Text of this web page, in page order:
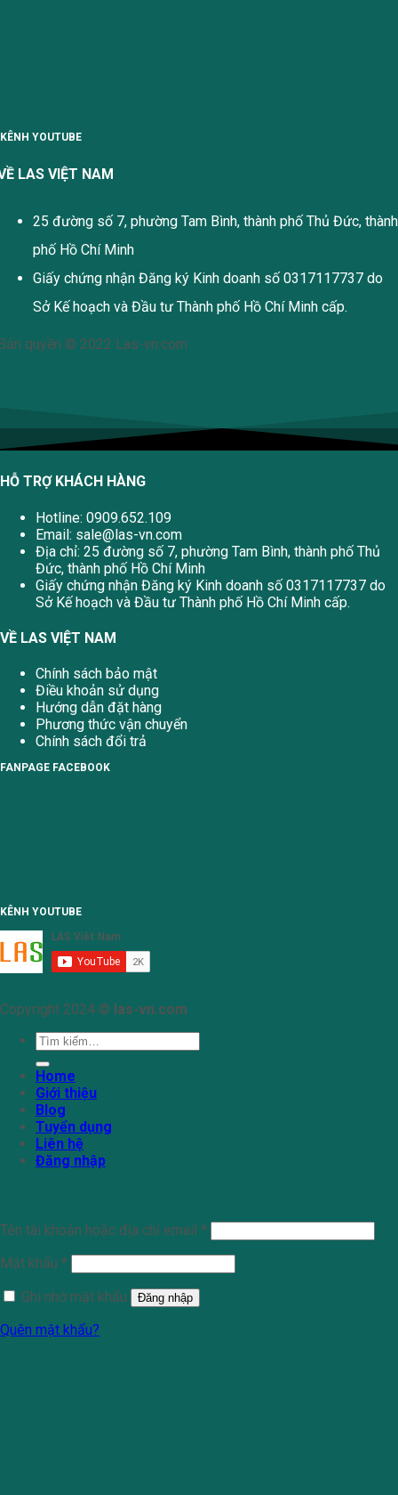
KÊNH YOUTUBE
LAS VIỆT NAM
25 đường số 7, phường Tam Bình, thành phố Thủ Đức, thành
phố Hồ Chí Minh
Giấy chứng nhận Đăng ký Kinh doanh số 0317117737 do
Sở Kế hoạch và Đầu tư Thành phố Hồ Chí Minh cấp.
quyền © 2022 Las-vn.com
HỖ TRỢ KHÁCH HÀNG
Hotline: 0909.652.109
Email: sale@las-vn.com
Địa chỉ: 25 đường số 7, phường Tam Bình, thành phố Thủ
Đức, thành phố Hồ Chí Minh
Giấy chứng nhận Đăng ký Kinh doanh số 0317117737 do
Sở Kế hoạch và Đầu tư Thành phố Hồ Chí Minh cấp.
VỀ LAS VIỆT NAM
Chính sách bảo mật
Điều khoản sử dụng
Hướng dẫn đặt hàng
Phương thức vận chuyển
Chính sách đổi trả
FANPAGE FACEBOOK
KÊNH YOUTUBE
Copyright 2024 © las-vn.com
Tìm
kiếm:
Home
Giới thiệu
Blog
Tuyển dụng
Liên hệ
Đăng nhập
Tên tài khoản hoặc địa chỉ email *
Mật khẩu *
Ghi nhớ mật khẩu
Đăng nhập
Quên mật khẩu?